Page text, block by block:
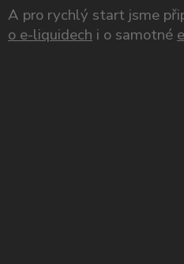
A pro rychlý start jsme
o e-liquidech i o samotné